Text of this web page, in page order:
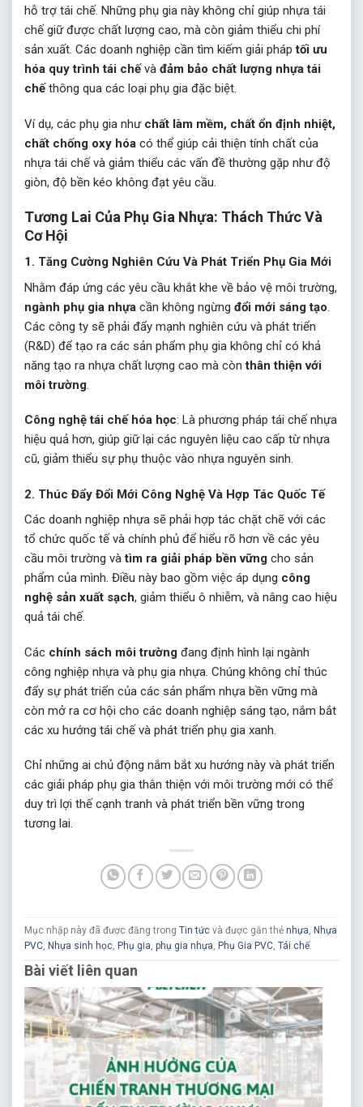
hỗ trợ tái chế. Những phụ gia này không chỉ giúp nhựa tái
chế giữ được chất lượng cao, mà còn giảm thiểu chi phí
sản xuất. Các doanh nghiệp cần tìm kiếm giải pháptối ưu
hóa quy trình tái chếvà đảm bảo chất lượng nhựa tái
chếthông qua các loại phụ gia đặc biệt.
Ví dụ, các phụ gia như chất làm mềm, chất ổn định nhiệt,
chất chống oxy hóa có thể giúp cải thiện tính chất của
nhựa tái chế và giảm thiểu các vấn đề thường gặp như độ
giòn, độ bền kéo không đạt yêu cầu.
Tương Lai Của Phụ Gia Nhựa: Thách Thức Và
Cơ Hội
1. Tăng Cường Nghiên Cứu Và Phát Triển Phụ Gia Mới
Nhằm đáp ứng các yêu cầu khắt khe về bảo vệ môi trường,
ngành phụ gia nhựa cần không ngừng đổi mới sáng tạo.
Các công ty sẽ phải đẩy mạnh nghiên cứu và phát triển
(R&D) để tạo ra các sản phẩm phụ gia không chỉ có khả
năng tạo ra nhựa chất lượng cao mà cònthân thiện với
môi trường.
Công nghệ tái chế hóa học: Là phương pháp tái chế nhựa
hiệu quả hơn, giúp giữ lại các nguyên liệu cao cấp từ nhựa
cũ, giảm thiểu sự phụ thuộc vào nhựa nguyên sinh.
2. Thúc Đẩy Đổi Mới Công Nghệ Và Hợp Tác Quốc Tế
Các doanh nghiệp nhựa sẽ phải hợp tác chặt chẽ với các
tổ chức quốc tế và chính phủ để hiểu rõ hơn về các yêu
cầu môi trường vàtìm ra giải pháp bền vững cho sản
phẩm của mình. Điều này bao gồm việc áp dụng công
nghệ sản xuất sạch, giảm thiểu ô nhiễm, và nâng cao hiệu
quả tái chế.
Các chính sách môi trường đang định hình lại ngành
công nghiệp nhựa và phụ gia nhựa. Chúng không chỉ thúc
đẩy sự phát triển của các sản phẩm nhựa bền vững mà
còn mở ra cơ hội cho các doanh nghiệp sáng tạo, nắm bắt
các xu hướng tái chế và phát triển phụ gia xanh.
Chỉ những ai chủ động nắm bắt xu hướng này và phát triển
các giải pháp phụ gia thân thiện với môi trường mới có thể
duy trì lợi thế cạnh tranh và phát triển bền vững trong
tương lai.
Mục nhập này đã được đăng trong Tin tức và được gắn thẻ nhựa Nhựa
PVC Nhựa sinh học Phụ gia phụ gia nhựa Phụ Gia PVC Tái chế.
Bài viết liên quan